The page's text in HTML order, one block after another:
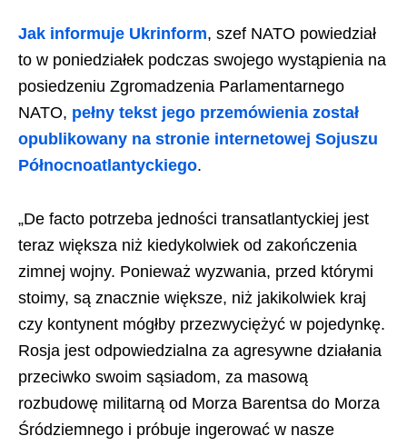
Jak informuje Ukrinform, szef NATO powiedział
to w poniedziałek podczas swojego wystąpienia na
posiedzeniu Zgromadzenia Parlamentarnego
NATO, pełny tekst jego przemówienia został
opublikowany na stronie internetowej Sojuszu
Północnoatlantyckiego.
„De facto potrzeba jedności transatlantyckiej jest
teraz większa niż kiedykolwiek od zakończenia
zimnej wojny. Ponieważ wyzwania, przed którymi
stoimy, są znacznie większe, niż jakikolwiek kraj
czy kontynent mógłby przezwyciężyć w pojedynkę.
Rosja jest odpowiedzialna za agresywne działania
przeciwko swoim sąsiadom, za masową
rozbudowę militarną od Morza Barentsa do Morza
Śródziemnego i próbuje ingerować w nasze